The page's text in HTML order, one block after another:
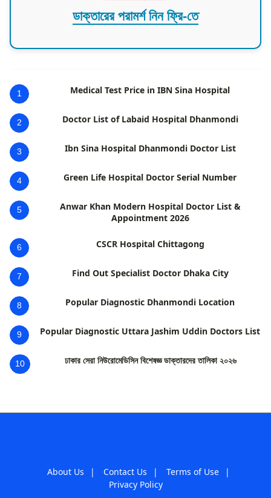
ডাক্তারের পরামর্শ নিন ফ্রি-তে
1 Medical Test Price in IBN Sina Hospital
2 Doctor List of Labaid Hospital Dhanmondi
3 Ibn Sina Hospital Dhanmondi Doctor List
4 Green Life Hospital Doctor Serial Number
5
Anwar Khan Modern Hospital Doctor List &
Appointment 2026
6 CSCR Hospital Chittagong
7 Find Out Specialist Doctor Dhaka City
8 Popular Diagnostic Dhanmondi Location
9 Popular Diagnostic Uttara Jashim Uddin Doctors List
10 ঢাকার সেরা নিউরোমেডিসিন বিশেষজ্ঞ ডাক্তারদের তালিকা ২০২৬
About Us | Contact Us | Terms of Use
|
Privacy Policy